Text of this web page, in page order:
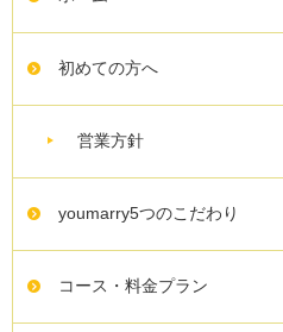
初めての方へ
営業方針
youmarry5つのこだわり
コース・料金プラン